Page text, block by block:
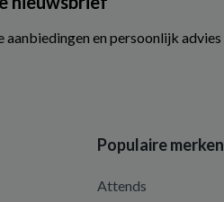
aanbiedingen en persoonlijk advies
Populaire merken
Attends